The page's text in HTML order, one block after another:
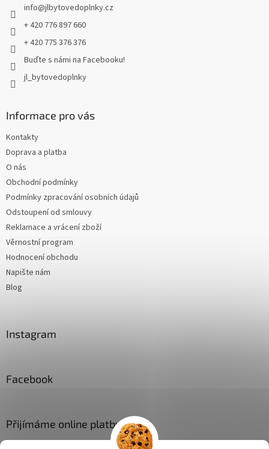
info@jlbytovedoplnky.cz
+ 420 776 897 660
+ 420 775 376 376
Buďte s námi na Facebooku!
jl_bytovedoplnky
Informace pro vás
Kontakty
Doprava a platba
O nás
Obchodní podmínky
Podmínky zpracování osobních údajů
Odstoupení od smlouvy
Reklamace a vrácení zboží
Věrnostní program
Hodnocení obchodu
Napište nám
Blog
Instagram
Facebook
Přijímáme online platby